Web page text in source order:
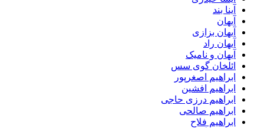
آینا بند
آیهان
آیهان بزازی
آیهان راد
آیهان و نامیک
ائلخان گوی سس
ابراهیم اصغرپور
ابراهیم افشین
ابراهیم درزی حاجی
ابراهیم صالحی
ابراهیم فلاح